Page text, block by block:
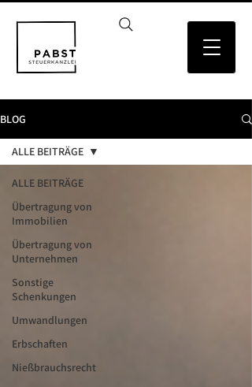
BLOG
ALLE BEITRÄGE
Übertragung von
Immobilien
Übertragung von
Unternehmen
Sonstige
Schenkungen
Umwandlungen
Erbschaften
Nießbrauchsrecht
ALLE BEITRÄGE